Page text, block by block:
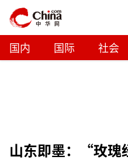
国内 国际 社会
山东即墨：“玫瑰